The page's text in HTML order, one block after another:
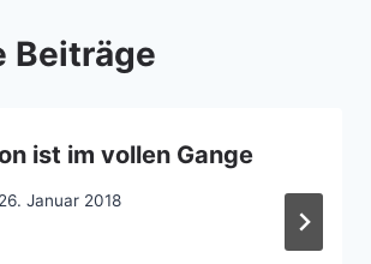
Beiträge
ist im vollen Gange
26. Januar 2018